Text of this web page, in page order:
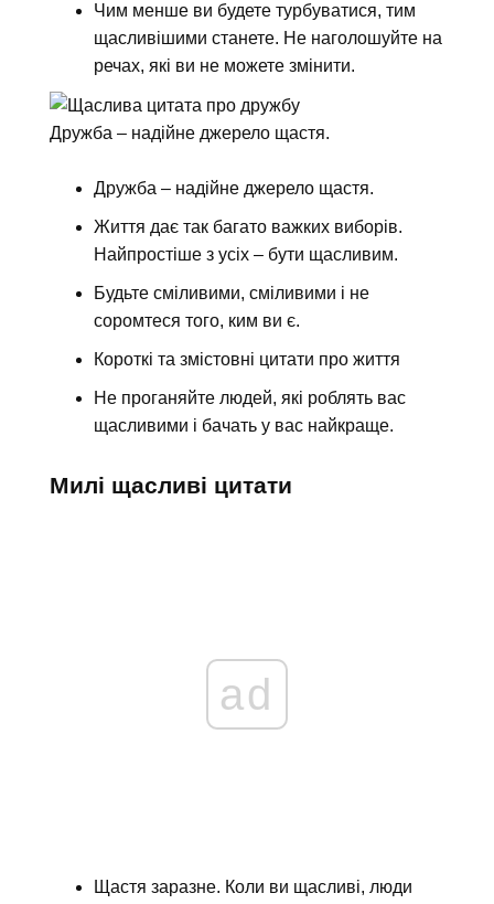
Чим менше ви будете турбуватися, тим
щасливішими станете. Не наголошуйте на
речах, які ви не можете змінити.
Дружба – надійне джерело щастя.
Дружба – надійне джерело щастя.
Життя дає так багато важких виборів.
Найпростіше з усіх – бути щасливим.
Будьте сміливими, сміливими і не
соромтеся того, ким ви є.
Короткі та змістовні цитати про життя
Не проганяйте людей, які роблять вас
щасливими і бачать у вас найкраще.
Милі щасливі цитати
ad
Щастя заразне. Коли ви щасливі, люди